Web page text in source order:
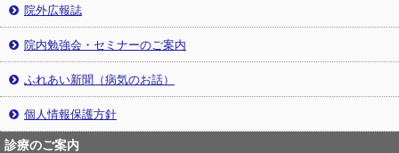
院外広報誌
院内勉強会・セミナーのご案内
ふれあい新聞（病気のお話）
個人情報保護方針
診療のご案内